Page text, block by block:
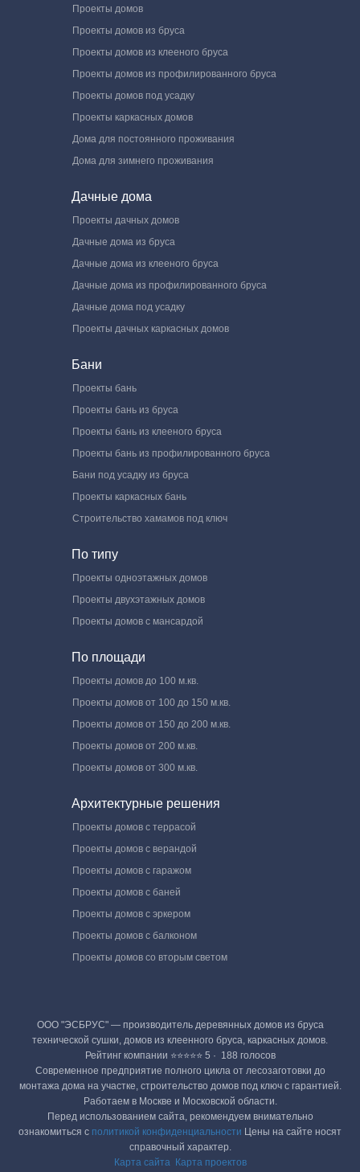
Проекты домов
Проекты домов из бруса
Проекты домов из клееного бруса
Проекты домов из профилированного бруса
Проекты домов под усадку
Проекты каркасных домов
Дома для постоянного проживания
Дома для зимнего проживания
Дачные дома
Проекты дачных домов
Дачные дома из бруса
Дачные дома из клееного бруса
Дачные дома из профилированного бруса
Дачные дома под усадку
Проекты дачных каркасных домов
Бани
Проекты бань
Проекты бань из бруса
Проекты бань из клееного бруса
Проекты бань из профилированного бруса
Бани под усадку из бруса
Проекты каркасных бань
Строительство хамамов под ключ
По типу
Проекты одноэтажных домов
Проекты двухэтажных домов
Проекты домов с мансардой
По площади
Проекты домов до 100 м.кв.
Проекты домов от 100 до 150 м.кв.
Проекты домов от 150 до 200 м.кв.
Проекты домов от 200 м.кв.
Проекты домов от 300 м.кв.
Архитектурные решения
Проекты домов с террасой
Проекты домов с верандой
Проекты домов с гаражом
Проекты домов с баней
Проекты домов с эркером
Проекты домов с балконом
Проекты домов со вторым светом
ООО "ЭСБРУС" — производитель деревянных домов из бруса
технической сушки, домов из клеенного бруса, каркасных домов.
Рейтинг компании ⭐⭐⭐⭐⭐ 5 · ‎ 188 голосов
Современное предприятие полного цикла от лесозаготовки до
монтажа дома на участке, строительство домов под ключ с гарантией.
Работаем в Москве и Московской области.
Перед использованием сайта, рекомендуем внимательно
ознакомиться с политикой конфиденциальности Цены на сайте носят
справочный характер.
Карта сайта
Карта проектов